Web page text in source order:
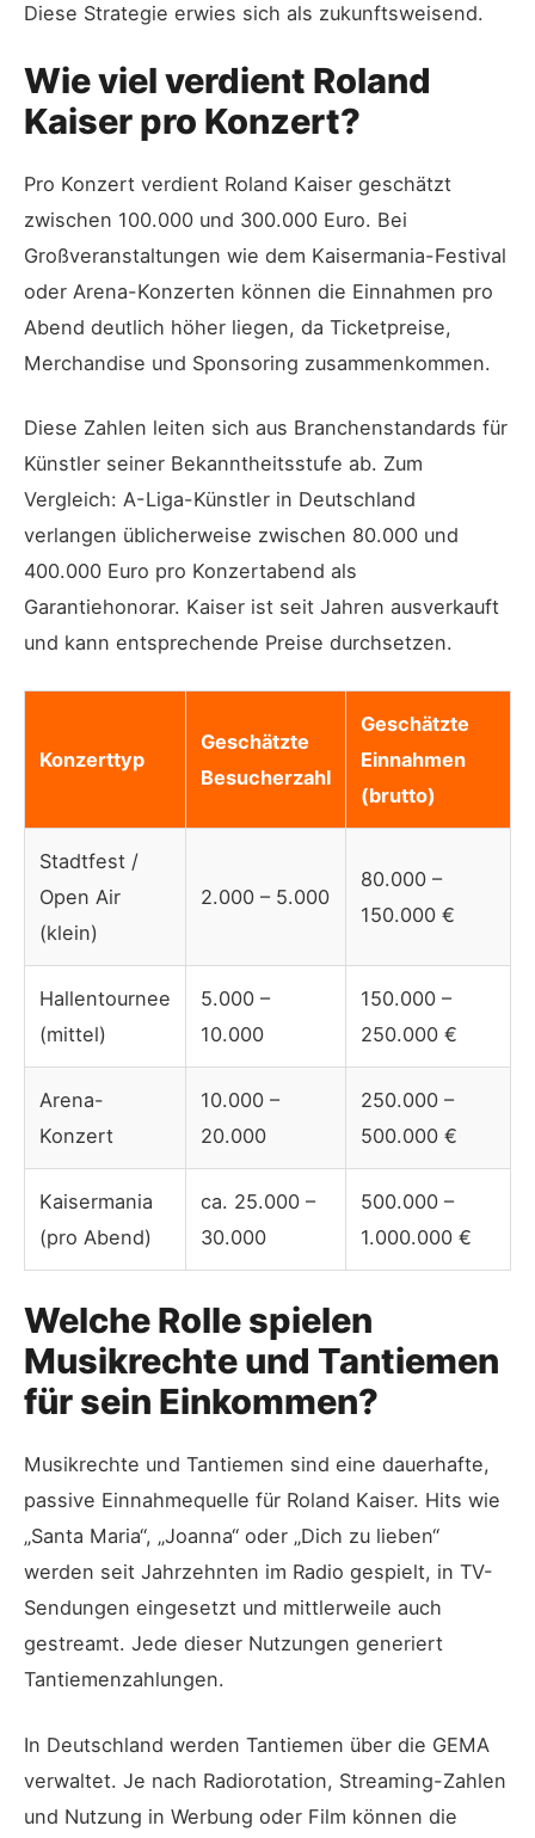
Diese Strategie erwies sich als zukunftsweisend.
Wie viel verdient Roland
Kaiser pro Konzert?
Pro Konzert verdient Roland Kaiser geschätzt
zwischen 100.000 und 300.000 Euro. Bei
Großveranstaltungen wie dem Kaisermania-Festival
oder Arena-Konzerten können die Einnahmen pro
Abend deutlich höher liegen, da Ticketpreise,
Merchandise und Sponsoring zusammenkommen.
Diese Zahlen leiten sich aus Branchenstandards für
Künstler seiner Bekanntheitsstufe ab. Zum
Vergleich: A-Liga-Künstler in Deutschland
verlangen üblicherweise zwischen 80.000 und
400.000 Euro pro Konzertabend als
Garantiehonorar. Kaiser ist seit Jahren ausverkauft
und kann entsprechende Preise durchsetzen.
Konzerttyp
Geschätzte
Besucherzahl
Geschätzte
Einnahmen
(brutto)
Stadtfest /
Open Air
(klein)
2.000 – 5.000
80.000 –
150.000 €
Hallentournee
(mittel)
5.000 –
10.000
150.000 –
250.000 €
Arena-
Konzert
10.000 –
20.000
250.000 –
500.000 €
Kaisermania
(pro Abend)
ca. 25.000 –
30.000
500.000 –
1.000.000 €
Welche Rolle spielen
Musikrechte und Tantiemen
für sein Einkommen?
Musikrechte und Tantiemen sind eine dauerhafte,
passive Einnahmequelle für Roland Kaiser. Hits wie
„Santa Maria“, „Joanna“ oder „Dich zu lieben“
werden seit Jahrzehnten im Radio gespielt, in TV-
Sendungen eingesetzt und mittlerweile auch
gestreamt. Jede dieser Nutzungen generiert
Tantiemenzahlungen.
In Deutschland werden Tantiemen über die GEMA
verwaltet. Je nach Radiorotation, Streaming-Zahlen
und Nutzung in Werbung oder Film können die